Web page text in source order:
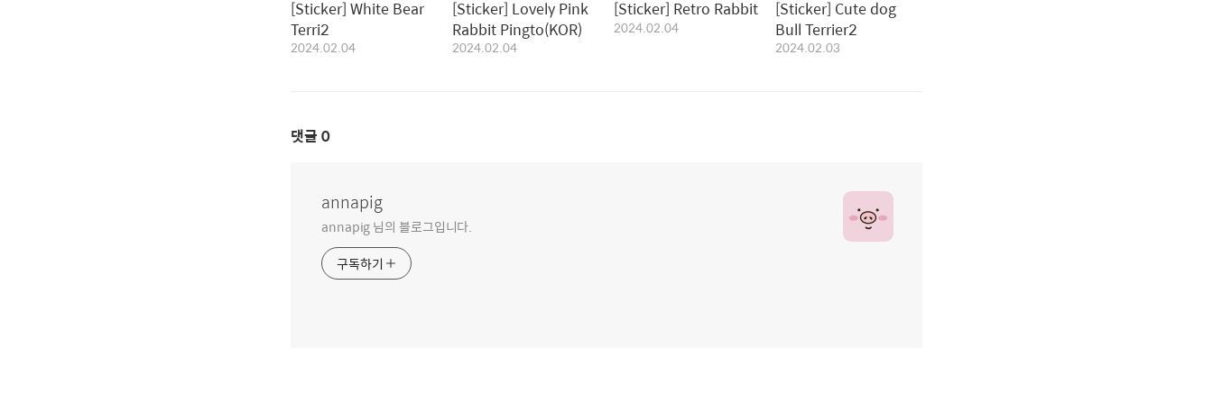
[Sticker] White Bear
Terri2
2024.02.04
[Sticker] Lovely Pink
Rabbit Pingto(KOR)
2024.02.04
[Sticker] Retro Rabbit
2024.02.04
[Sticker] Cute dog
Bull Terrier2
2024.02.03
댓글 0
annapig
annapig 님의 블로그입니다.
구독하기